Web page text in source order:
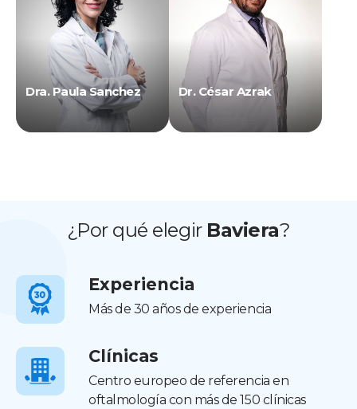
Dra. Paula Sanchez Dr. César Azrak
¿Por qué elegir Baviera?
Experiencia
Más de 30 años de experiencia
Clínicas
Centro europeo de referencia en
oftalmología con más de 150 clínicas